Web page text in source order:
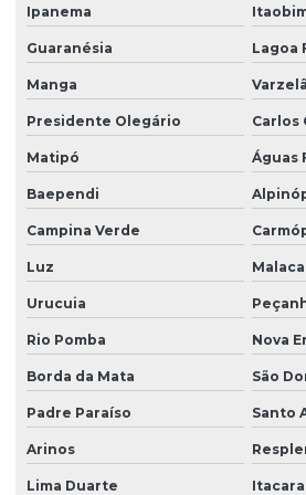
Ipanema
Guaranésia Lagoa
Manga
Presidente Olegário Carlos
Matipó Águas
Baependi
Campina Verde
Luz
Urucuia
Rio Pomba Nova
Borda da Mata São
Padre Paraíso Santo
Arinos
Lima Duarte